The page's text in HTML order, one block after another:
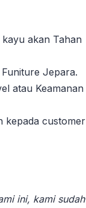
akan Tahan
Jepara.
atau Keamanan
kepada customer
ini, kami sudah